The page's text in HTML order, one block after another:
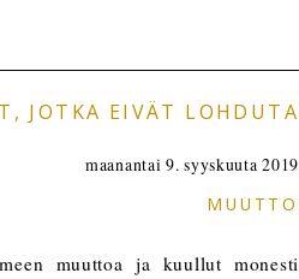
JOTKA EIVÄT LOHDUTA
maanantai 9. syyskuuta 2019
MUUTTO
muuttoa ja kuullut monesti